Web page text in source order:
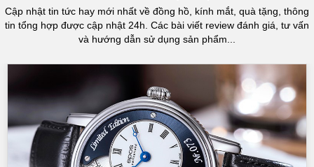
Cập nhật tin tức hay mới nhất về đồng hồ, kính mắt, quà tặng, thông
tin tổng hợp được cập nhật 24h. Các bài viết review đánh giá, tư vấn
và hướng dẫn sử dụng sản phẩm...